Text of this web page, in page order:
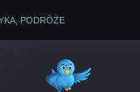
PODRÓŻE